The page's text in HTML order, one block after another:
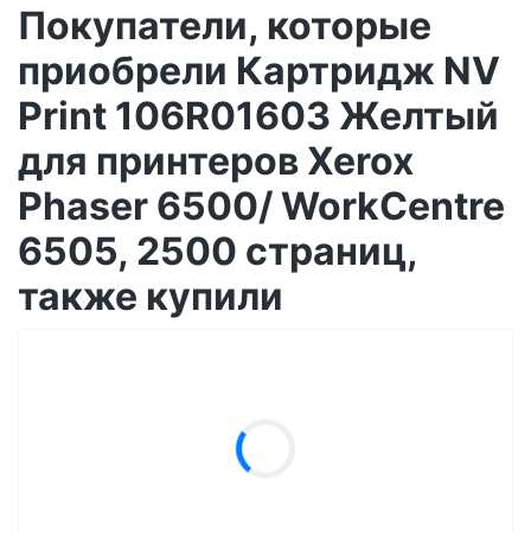
Покупатели, которые
приобрели Картридж NV
Print 106R01603 Желтый
для принтеров Xerox
Phaser 6500/ WorkCentre
6505, 2500 страниц,
также купили